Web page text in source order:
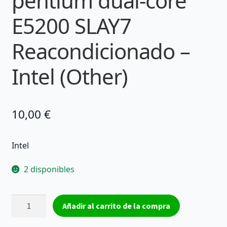
E5200 SLAY7
Reacondicionado –
Intel (Other)
10,00 €
Intel
2 disponibles
Procesador
Añadir al carrito de la compra